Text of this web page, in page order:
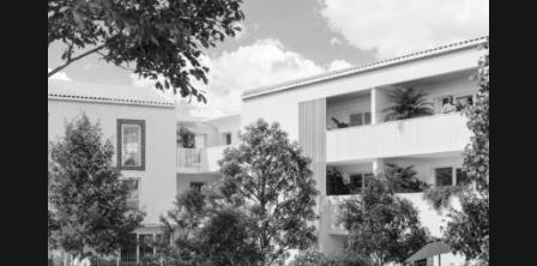
CŒUR DE GARONNE